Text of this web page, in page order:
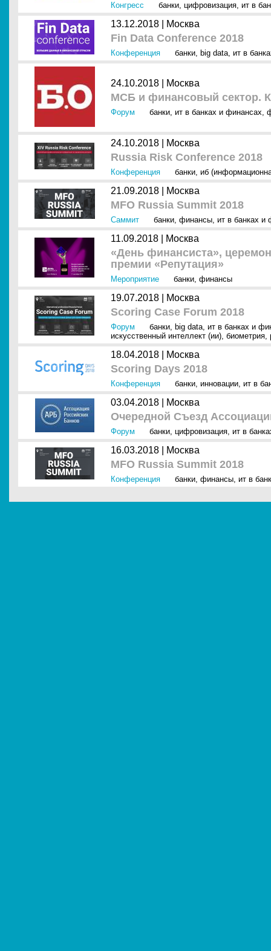
Конгресс банки, цифровизация, ит в
13.12.2018 | Москва
Fin Data Conference 2018
Конференция банки, big data, ит в
24.10.2018 | Москва
МСБ и финансовый сектор.
Форум банки, ит в банках и финансах,
24.10.2018 | Москва
Russia Risk Conference 2018
Конференция банки, иб
21.09.2018 | Москва
MFO Russia Summit 2018
Саммит банки, финансы, ит в банках и
11.09.2018 | Москва
«День финансиста»,
премии «Репутация»
Мероприятие банки, финансы
19.07.2018 | Москва
Scoring Case Forum 2018
Форум банки, big data, ит в банках и
искусственный интеллект (ии), биометрия,
18.04.2018 | Москва
Scoring Days 2018
Конференция банки, инновации, ит в
03.04.2018 | Москва
Очередной Съезд
Форум банки, цифровизация, ит в
16.03.2018 | Москва
MFO Russia Summit 2018
Конференция банки, финансы, ит в